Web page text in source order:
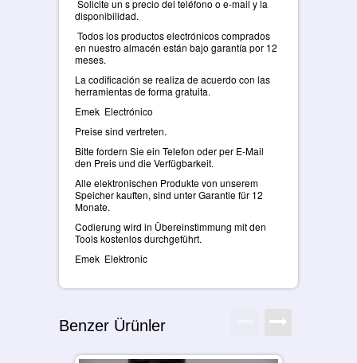
Solicite un s precio del teléfono o e-mail y la
disponibilidad.
Todos los productos electrónicos comprados
en nuestro almacén están bajo garantía por 12
meses.
La codificación se realiza de acuerdo con las
herramientas de forma gratuita.
Emek Electrónico
Preise sind vertreten.
Bitte fordern Sie ein Telefon oder per E-Mail
den Preis und die Verfügbarkeit.
Alle elektronischen Produkte von unserem
Speicher kauften, sind unter Garantie für 12
Monate.
Codierung wird in Übereinstimmung mit den
Tools kostenlos durchgeführt.
Emek Elektronic
Benzer Ürünler